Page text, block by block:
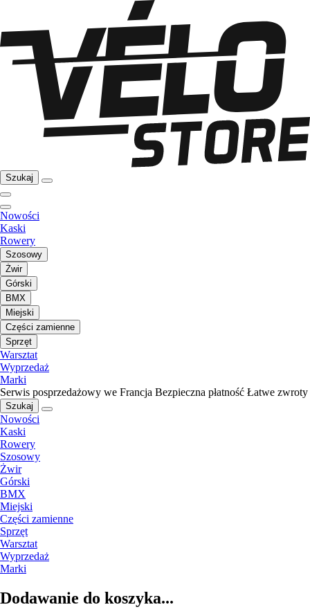
Szukaj
Nowości
Kaski
Rowery
Szosowy
Żwir
Górski
BMX
Miejski
Części zamienne
Sprzęt
Warsztat
Wyprzedaż
Marki
Serwis posprzedażowy we Francja Bezpieczna płatność Łatwe zwroty
Szukaj
Nowości
Kaski
Rowery
Szosowy
Żwir
Górski
BMX
Miejski
Części zamienne
Sprzęt
Warsztat
Wyprzedaż
Marki
Dodawanie do koszyka...